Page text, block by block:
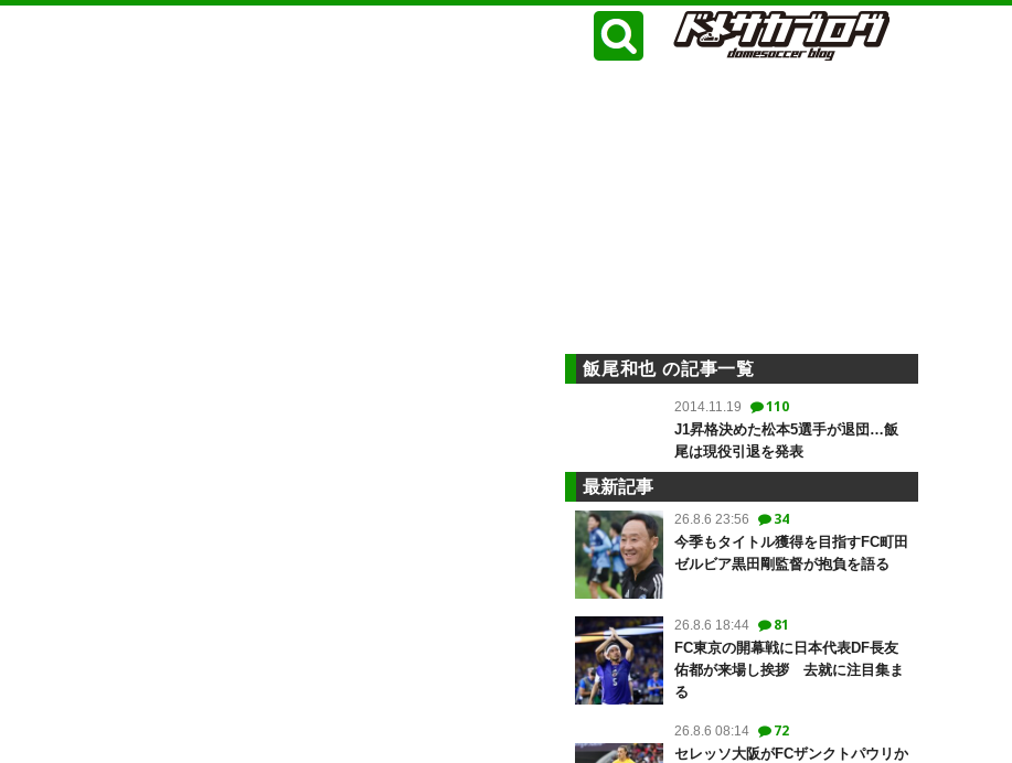
飯尾和也 の記事一覧
2014.11.19 110
J1昇格決めた松本5選手が退団…飯
尾は現役引退を発表
最新記事
26.8.6 23:56 34
今季もタイトル獲得を目指すFC町田
ゼルビア黒田剛監督が抱負を語る
26.8.6 18:44 81
FC東京の開幕戦に日本代表DF長友
佑都が来場し挨拶 去就に注目集ま
る
26.8.6 08:14 72
セレッソ大阪がFCザンクトパウリか